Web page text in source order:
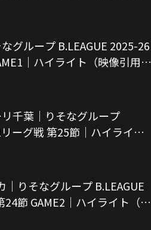
グループ B.LEAGUE 2025-26
｜ハイライト（映像引用：
千葉｜りそなグループ
ーグ戦 第25節｜ハイライト
東京）
｜りそなグループ B.LEAGUE
節 GAME2｜ハイライト（映
）